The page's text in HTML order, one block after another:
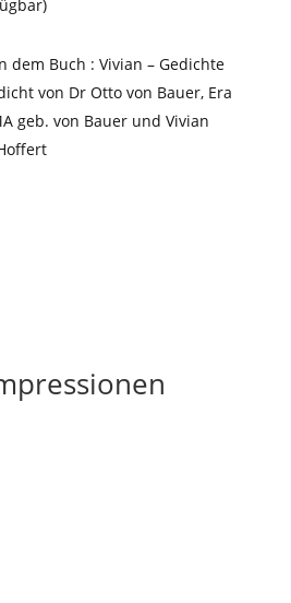
dem Buch : Vivian – Gedichte
von Dr Otto von Bauer, Era
geb. von Bauer und Vivian